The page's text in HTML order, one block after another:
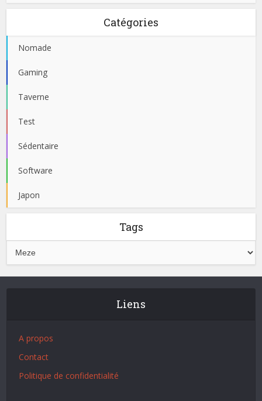
Catégories
Nomade
Gaming
Taverne
Test
Sédentaire
Software
Japon
Tags
Liens
A propos
Contact
Politique de confidentialité